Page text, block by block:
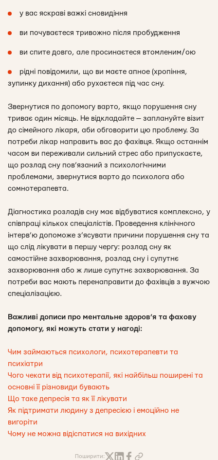
у вас яскраві важкі сновидіння
ви почуваєтеся тривожно після пробудження
ви спите довго, але просинаєтеся втомленим/ою
рідні повідомили, що ви маєте апное (хропіння,
зупинку дихання) або рухаєтеся під час сну.
Звернутися по допомогу варто, якщо порушення сну
триває один місяць. Не відкладайте — заплануйте візит
до сімейного лікаря, аби обговорити цю проблему. За
потреби лікар направить вас до фахівця. Якщо останнім
часом ви переживали сильний стрес або припускаєте,
що розлад сну пов’язаний з психологічними
проблемами, звернутися варто до психолога або
сомнотерапевта.
Діагностика розладів сну має відбуватися комплексно, у
співпраці кількох спеціалістів. Проведення клінічного
інтерв’ю допоможе з’ясувати причини порушення сну та
що слід лікувати в першу чергу: розлад сну як
самостійне захворювання, розлад сну і супутнє
захворювання або ж лише супутнє захворювання. За
потреби вас мають перенаправити до фахівців з вужчою
спеціалізацією.
Важливі дописи про ментальне здоров’я та фахову
допомогу, які можуть стати у нагоді:
Чим займаються психологи, психотерапевти та
психіатри
Чого чекати від психотерапії, які найбільш поширені та
основні її різновиди бувають
Що таке депресія та як її лікувати
Як підтримати людину з депресією і емоційно не
вигоріти
Чому не можна відіспатися на вихідних
Поширити: